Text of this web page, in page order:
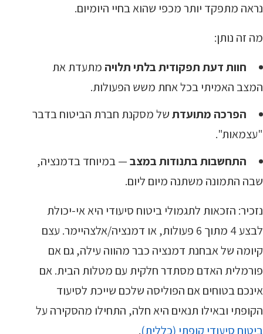
נראה מתפקד יותר מכפי שהוא בחיי היומיום.
מה זה נותן:
חוות דעת תפקודית בלתי תלויה מתעדת את
המצב האמיתי בכל אחת משש הפעולות.
הפרכה מתועדתשל מסקנת חברת הביטוח בדבר
"עצמאות".
התחשבות בתנודות במצב— במיוחד בדמנציה,
שבה התמונה משתנה מיום ליום.
נזכיר: הזכאות לתגמולי ביטוח סיעודי היא אי-יכולת
לבצע 4 מתוך 6 פעולות, או דמנציה/אלצהיימר. עצם
קיומה של אבחנת דמנציה כבר מהווה עילה, גם אם
פורמלית האדם מסתדר חלקית עם מטלות הבית. אם
אינכם בטוחים אם הפוליסה שלכם שייכת לסיעוד
הקופתי ובאילו תנאים היא חלה, התחילו מהסקירה על
ביטוח סיעודי קופתי (כללית).